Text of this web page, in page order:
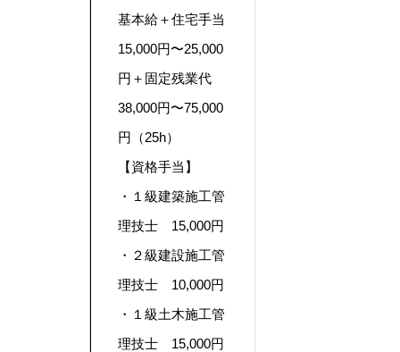
基本給＋住宅手当
15,000円〜25,000
円＋固定残業代
38,000円〜75,000
円（25h）
【資格手当】
・１級建築施工管
理技士 15,000円
・２級建設施工管
理技士 10,000円
・１級土木施工管
理技士 15,000円